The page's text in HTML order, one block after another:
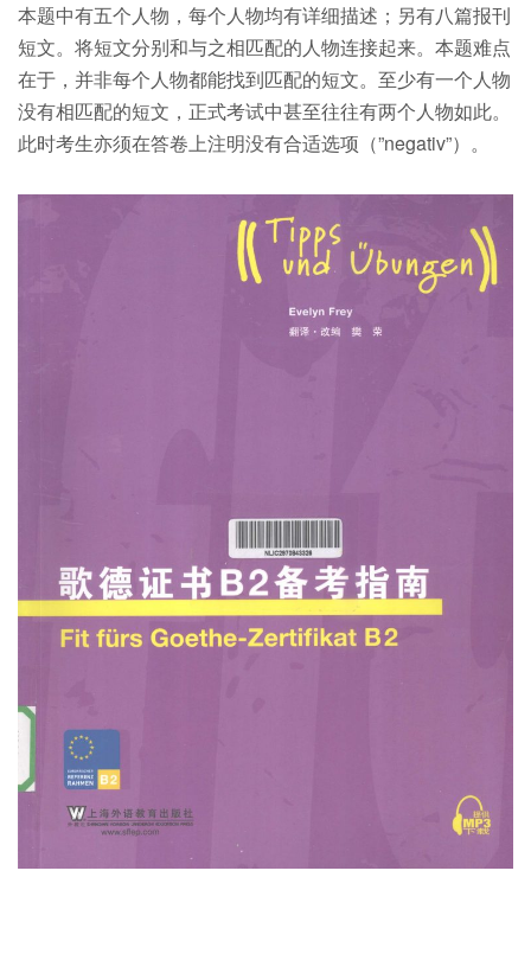
本题中有五个人物，每个人物均有详细描述；另有八篇报刊
短文。将短文分别和与之相匹配的人物连接起来。本题难点
在于，并非每个人物都能找到匹配的短文。至少有一个人物
没有相匹配的短文，正式考试中甚至往往有两个人物如此。
此时考生亦须在答卷上注明没有合适选项（”negativ”）。